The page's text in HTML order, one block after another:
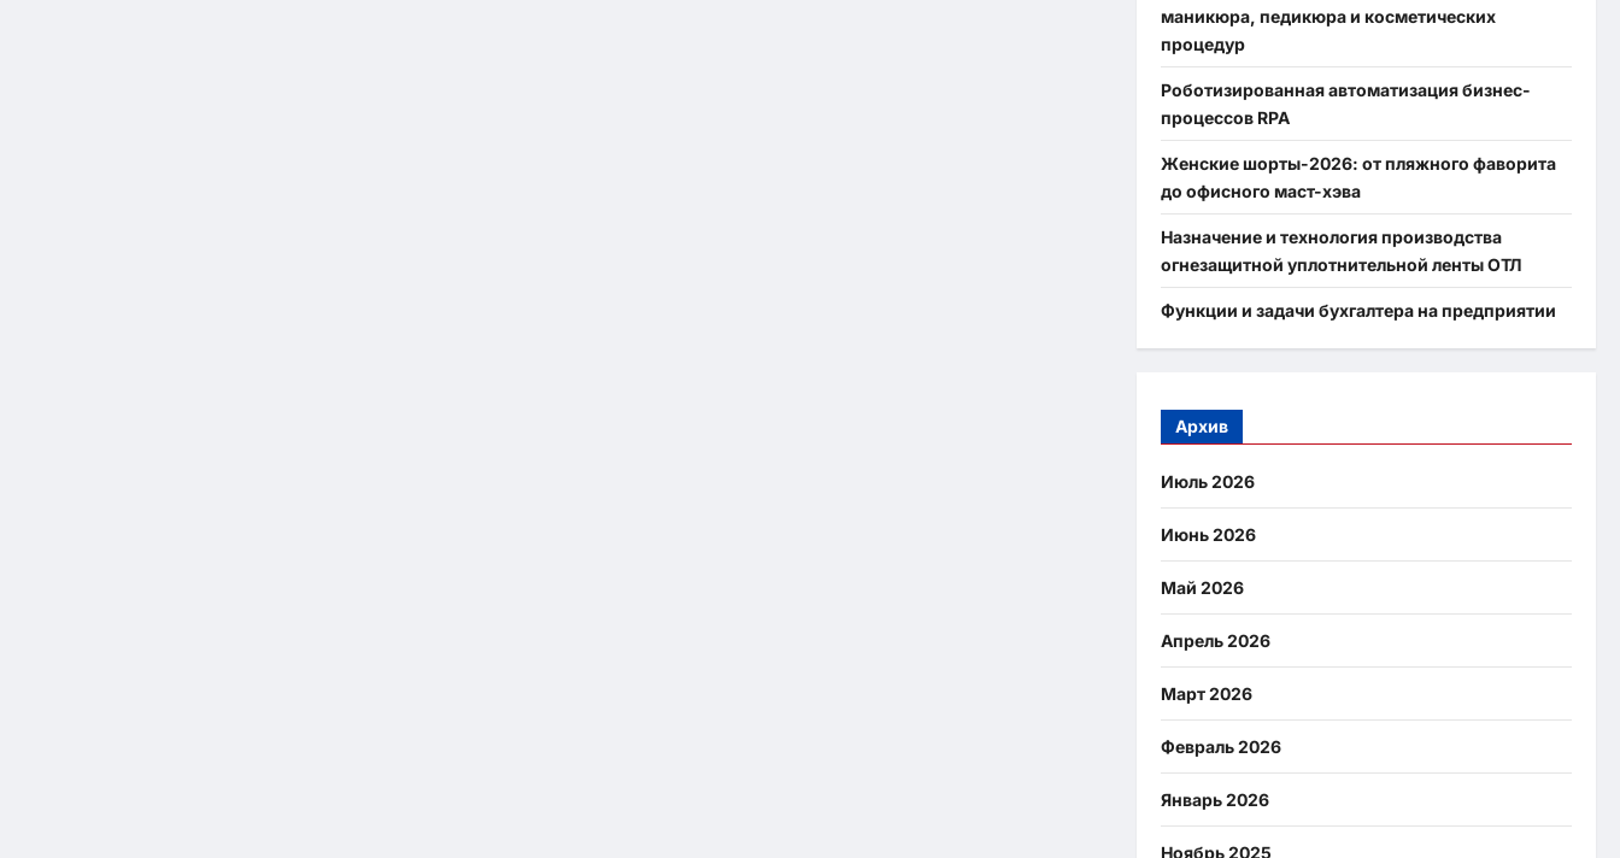
маникюра, педикюра и косметических
процедур
Роботизированная автоматизация бизнес-
процессов RPA
Женские шорты-2026: от пляжного фаворита
до офисного маст-хэва
Назначение и технология производства
огнезащитной уплотнительной ленты ОТЛ
Функции и задачи бухгалтера на предприятии
Архив
Июль 2026
Июнь 2026
Май 2026
Апрель 2026
Март 2026
Февраль 2026
Январь 2026
Ноябрь 2025